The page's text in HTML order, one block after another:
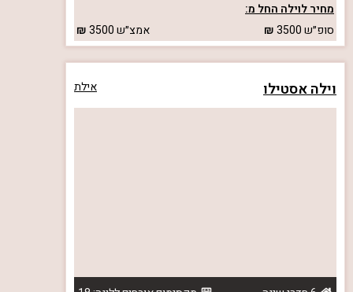
מחיר לוילה החל מ:
סופ״ש3500 אמצ״ש3500
וילה אסטילו אילת